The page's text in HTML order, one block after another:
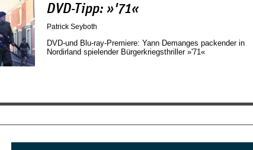
DVD-Tipp: »'71«
Patrick Seyboth
DVD-und Blu-ray-Premiere: Yann Demanges packender in
Nordirland spielender Bürgerkriegsthriller »'71«